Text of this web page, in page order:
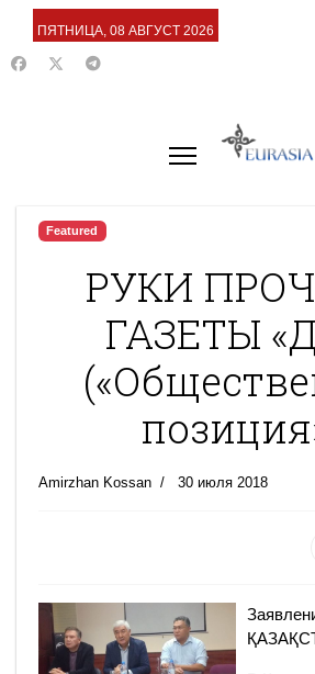
ПЯТНИЦА, 08 АВГУСТ 2026
Featured
РУКИ
ГАЗЕТЫ
Amirzhan Kossan 30 июля 2018